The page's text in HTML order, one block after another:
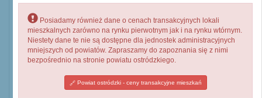
Posiadamy również dane o cenach transakcyjnych lokali
mieszkalnych zarówno na rynku pierwotnym jak i na rynku wtórnym.
Niestety dane te nie są dostępne dla jednostek administracyjnych
mniejszych od powiatów. Zapraszamy do zapoznania się z nimi
bezpośrednio na stronie powiatu ostródzkiego.
Powiat ostródzki - ceny transakcyjne mieszkań